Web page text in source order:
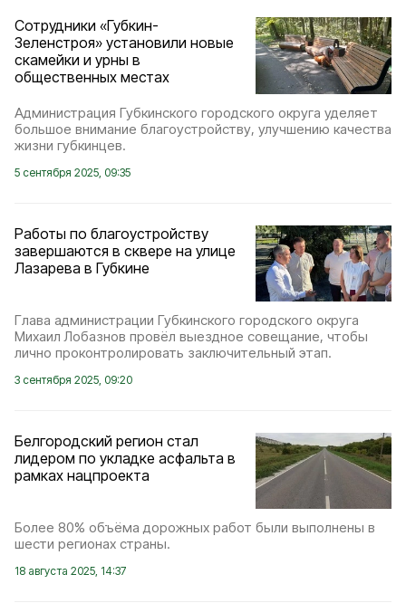
Сотрудники «Губкин-
Зеленстроя» установили новые
скамейки и урны в
общественных местах
Администрация Губкинского городского округа уделяет
большое внимание благоустройству, улучшению качества
жизни губкинцев.
5 сентября 2025, 09:35
Работы по благоустройству
завершаются в сквере на улице
Лазарева в Губкине
Глава администрации Губкинского городского округа
Михаил Лобазнов провёл выездное совещание, чтобы
лично проконтролировать заключительный этап.
3 сентября 2025, 09:20
Белгородский регион стал
лидером по укладке асфальта в
рамках нацпроекта
Более 80% объёма дорожных работ были выполнены в
шести регионах страны.
18 августа 2025, 14:37